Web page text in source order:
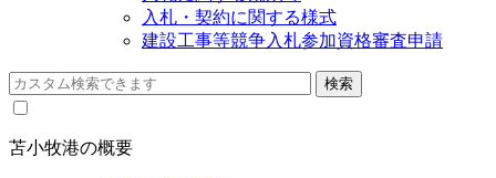
入札・契約に関する様式
建設工事等競争入札参加資格審査申請
苫小牧港の概要